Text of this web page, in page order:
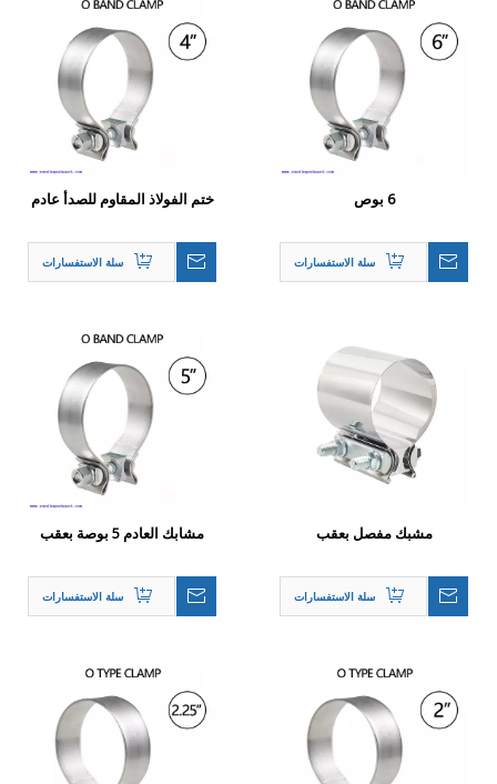
ختم الفولاذ المقاوم للصدأ عادم
سلة الاستفسارات
6 بوص
سلة الاستفسارات
مشابك العادم 5 بوصة بعقب
المشبك اتصال الفولاذ المقاوم
للصدأ للسيارة
سلة الاستفسارات
مشبك مفصل بعقب
سلة الاستفسارات